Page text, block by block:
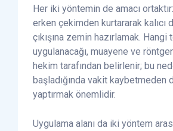
Her iki yöntemin de amacı
erken çekimden kurtararak kalıcı
çıkışına zemin hazırlamak. Hangi
uygulanacağı, muayene ve
hekim tarafından belirlenir; bu
başladığında vakit kaybetmeden
yaptırmak önemlidir.
Uygulama alanı da iki yöntem